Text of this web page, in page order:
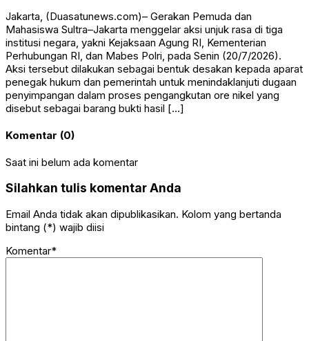
Jakarta, (Duasatunews.com)– Gerakan Pemuda dan
Mahasiswa Sultra–Jakarta menggelar aksi unjuk rasa di tiga
institusi negara, yakni Kejaksaan Agung RI, Kementerian
Perhubungan RI, dan Mabes Polri, pada Senin (20/7/2026).
Aksi tersebut dilakukan sebagai bentuk desakan kepada aparat
penegak hukum dan pemerintah untuk menindaklanjuti dugaan
penyimpangan dalam proses pengangkutan ore nikel yang
disebut sebagai barang bukti hasil […]
Komentar (0)
Saat ini belum ada komentar
Silahkan tulis komentar Anda
Email Anda tidak akan dipublikasikan. Kolom yang bertanda
bintang (*) wajib diisi
Komentar*